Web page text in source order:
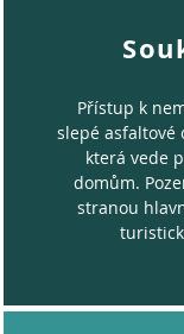
Přístup k
slepé asfaltové
která vede
domům.
stranou